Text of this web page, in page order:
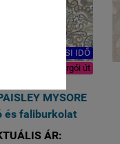
BESZÁLLÍTÁSI IDŐ
11 ker Bp Csurgói út
MYSORE
és faliburkolat
ÁR: